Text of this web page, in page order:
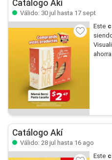
Catálogo Akí
Válido: 30 jul hasta 17 sept
Este
Catálogo Akí
Válido: 28 jul hasta 16 ago
Este